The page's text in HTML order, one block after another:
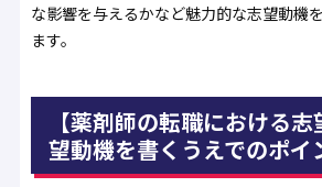
な影響を与えるかなど魅力的な志望動機
ます。
【薬剤師の転職における
望動機を書くうえでのポイ